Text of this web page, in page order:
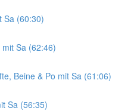
Sa (60:30)
Sa (62:46)
Beine & Po mit Sa (61:06)
Sa (56:35)